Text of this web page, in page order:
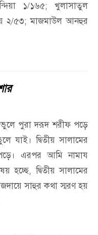
১/১৬৫; খুলাসাতুল
২/৫৩; মাজমাউল আনহুর
ভুলে পুরা দরূদ শরীফ পড়ে
যাই। দ্বিতীয় সালামের
এরপর আমি নামায
হচ্ছে, দ্বিতীয় সালামের
সাহুর কথা স্মরণ হয়